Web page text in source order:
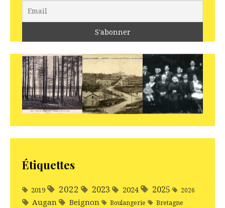
Étiquettes
2019 2022 2023 2024 2025 2026
Augan Beignon Boulangerie Bretagne